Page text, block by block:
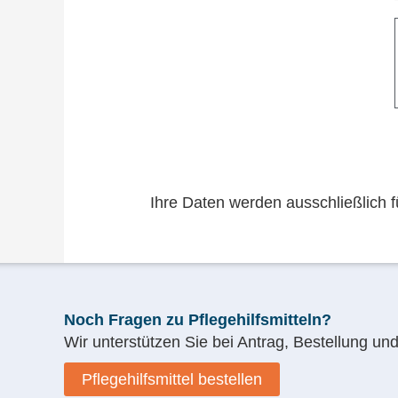
i
r
u
f
Ihre Daten werden ausschließlich
Noch Fragen zu Pflegehilfsmitteln?
Wir unterstützen Sie bei Antrag, Bestellung
Pflegehilfsmittel bestellen